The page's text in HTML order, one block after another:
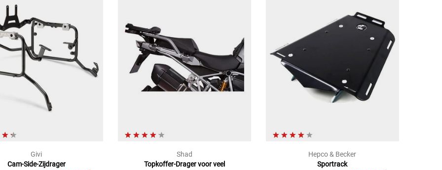
Givi
Cam-Side-Zijdrager
Shad
Topkoffer-Drager voor veel
Hepco & Becker
Sportrack